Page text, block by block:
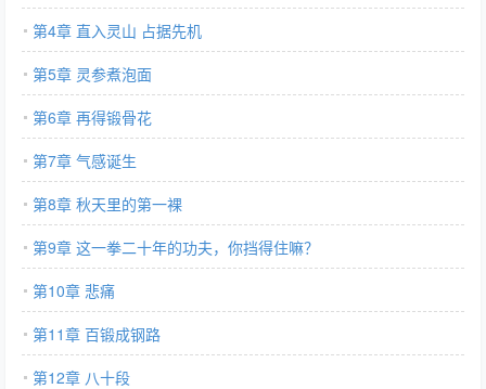
第4章 直入灵山 占据先机
第5章 灵参煮泡面
第6章 再得锻骨花
第7章 气感诞生
第8章 秋天里的第一裸
第9章 这一拳二十年的功夫，你挡得住嘛？
第10章 悲痛
第11章 百锻成钢路
第12章 八十段